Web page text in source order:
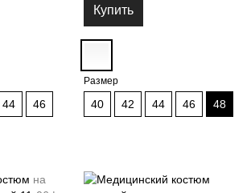
44 46
Купить
Размер
40 42 44 46 48